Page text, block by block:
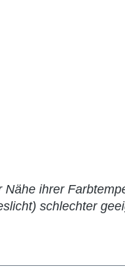
ihrer
schlechter